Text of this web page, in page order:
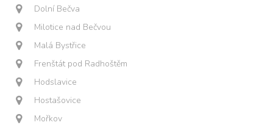
Dolní Bečva
Milotice nad Bečvou
Malá Bystřice
Frenštát pod Radhoštěm
Hodslavice
Hostašovice
Mořkov